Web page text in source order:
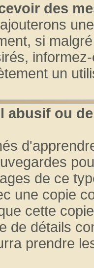
des
si
un
abusif ou
de ce
une copie
cette
de détails
prendre